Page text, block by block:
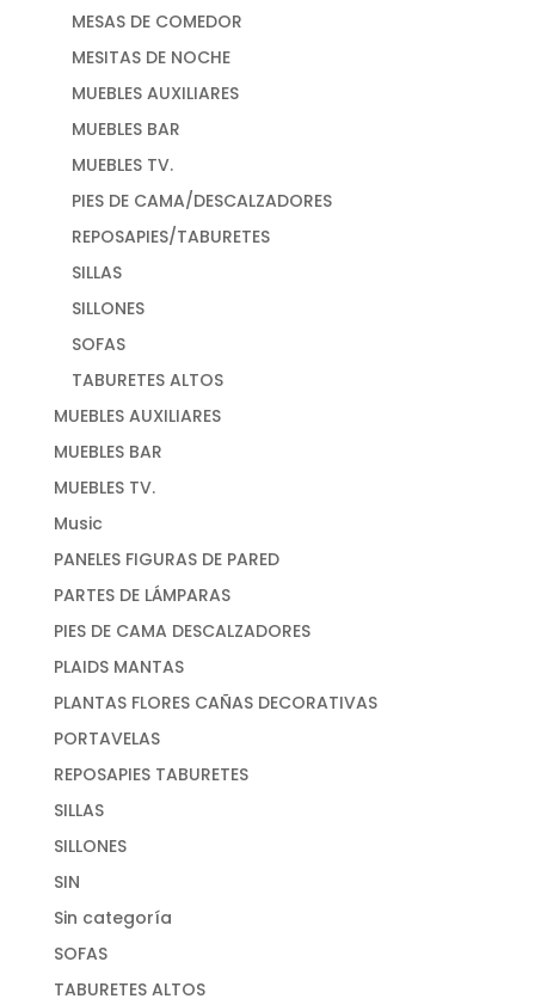
MESAS DE COMEDOR
MESITAS DE NOCHE
MUEBLES AUXILIARES
MUEBLES BAR
MUEBLES TV.
PIES DE CAMA/DESCALZADORES
REPOSAPIES/TABURETES
SILLAS
SILLONES
SOFAS
TABURETES ALTOS
MUEBLES AUXILIARES
MUEBLES BAR
MUEBLES TV.
Music
PANELES FIGURAS DE PARED
PARTES DE LÁMPARAS
PIES DE CAMA DESCALZADORES
PLAIDS MANTAS
PLANTAS FLORES CAÑAS DECORATIVAS
PORTAVELAS
REPOSAPIES TABURETES
SILLAS
SILLONES
SIN
Sin categoría
SOFAS
TABURETES ALTOS